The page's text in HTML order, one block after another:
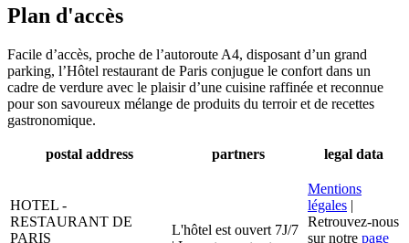
Plan d'accès
Facile d’accès, proche de l’autoroute A4, disposant d’un grand
parking, l’Hôtel restaurant de Paris conjugue le confort dans un
cadre de verdure avec le plaisir d’une cuisine raffinée et reconnue
pour son savoureux mélange de produits du terroir et de recettes
gastronomique.
postal address partners legal data
HOTEL -
RESTAURANT DE
PARIS
L'hôtel est ouvert 7J/7
Mentions
légales |
Retrouvez-nous
sur notre page